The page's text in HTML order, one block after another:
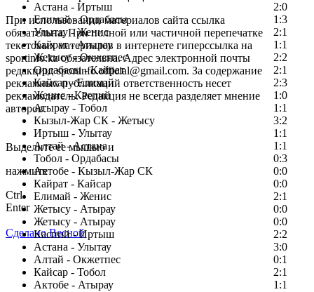
Астана - Иртыш
2:0
Елимай - Ордабасы
1:3
Улытау - Женис
2:1
Кайрат - Атырау
1:1
Жетысу - Окжетпес
2:2
Ордабасы - Кайрат
2:1
Кайсар - Елимай
2:3
Женис - Каспий
1:0
Атырау - Тобол
1:1
Кызыл-Жар СК - Жетысу
3:2
Иртыш - Улытау
1:1
Алтай - Астана
1:1
Тобол - Ордабасы
0:3
Актобе - Кызыл-Жар СК
0:0
Кайрат - Кайсар
0:0
Елимай - Женис
2:1
Жетысу - Атырау
0:0
Жетысу - Атырау
0:0
Каспий - Иртыш
2:2
Астана - Улытау
3:0
Алтай - Окжетпес
0:1
Кайсар - Тобол
2:1
Актобе - Атырау
1:1
При использовании материалов сайта ссылка
обязательна. При полной или частичной перепечатке
текстовых материалов в интернете гиперссылка на
sportinfo.kz обязательна. Адрес электронной почты
редакции: sportinfo.official@gmail.com. За содержание
рекламных публикаций ответственность несет
рекламодатель. Редакция не всегда разделяет мнение
авторов.
Заметили ошибку в тексте?
Выделите ее мышью и
нажмите
Ctrl
Enter
Сделано Весной